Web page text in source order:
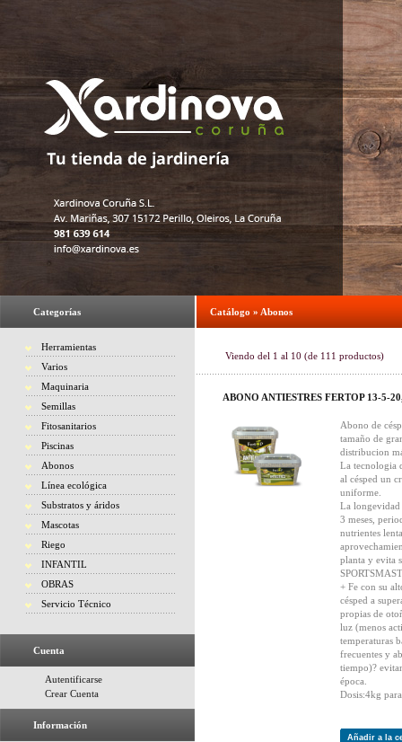
Categorías
Herramientas
Varios
Maquinaria
Semillas
Fitosanitarios
Piscinas
Abonos
Línea ecológica
Substratos y áridos
Mascotas
Riego
INFANTIL
OBRAS
Servicio Técnico
Cuenta
Autentificarse
Crear Cuenta
Información
Catálogo » Abonos
Viendo del 1 al 10 (de 111 productos)
ABONO ANTIESTRES FERTOP 13-5-
Abono de
tamaño de
distribucion
La tecnologia
al césped un
uniforme.
La longevidad
3 meses,
nutrientes
planta y evita
+ Fe con su
césped a
propias de
luz (menos
temperaturas
frecuentes y
tiempo)?
época.
Dosis:4kg
Añadir a la